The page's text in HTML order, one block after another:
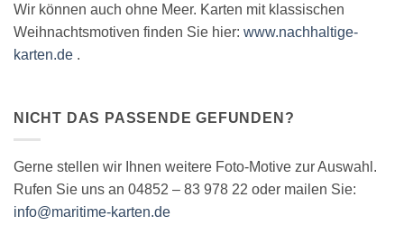
Wir können auch ohne Meer. Karten mit klassischen
Weihnachtsmotiven finden Sie hier: www.nachhaltige-
karten.de .
NICHT DAS PASSENDE GEFUNDEN?
Gerne stellen wir Ihnen weitere Foto-Motive zur Auswahl.
Rufen Sie uns an 04852 – 83 978 22 oder mailen Sie:
info@maritime-karten.de